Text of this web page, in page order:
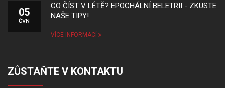
05
ČVN
CO ČÍST V LÉTĚ? EPOCHÁLNÍ BELETRII - ZKUSTE
NAŠE TIPY!
VÍCE INFORMACÍ
ZŮSTAŇTE V KONTAKTU